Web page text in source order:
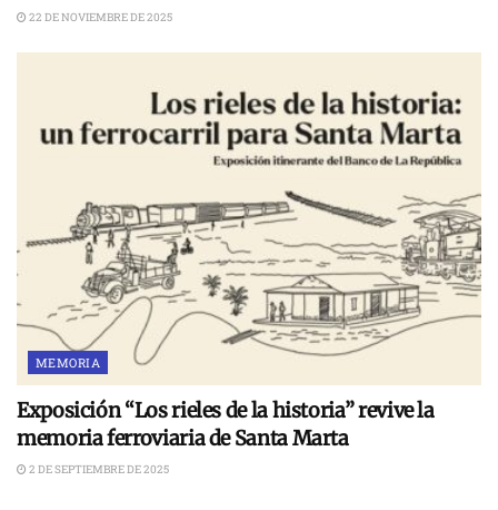
22 DE NOVIEMBRE DE 2025
MEMORIA
Exposición “Los rieles de la historia” revive la
memoria ferroviaria de Santa Marta
2 DE SEPTIEMBRE DE 2025